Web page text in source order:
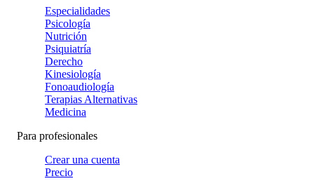
Especialidades
Psicología
Nutrición
Psiquiatría
Derecho
Kinesiología
Fonoaudiología
Terapias Alternativas
Medicina
Para profesionales
Crear una cuenta
Precio